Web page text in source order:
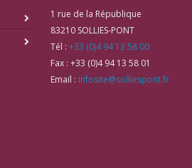
1 rue de la République
83210 SOLLIES-PONT
Tél : +33 (0)4 94 13 58 00
Fax : +33 (0)4 94 13 58 01
Email : infosite@solliespont.fr